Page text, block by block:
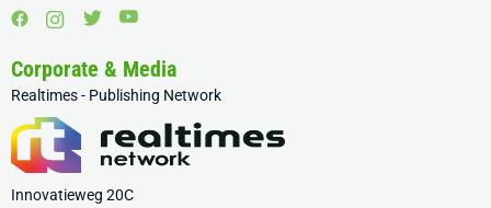
Corporate & Media
Realtimes - Publishing Network
Innovatieweg 20C